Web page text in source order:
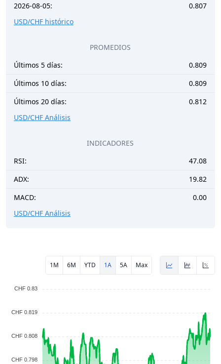
2026-08-05:
0.807
USD/CHF histórico
PROMEDIOS
Últimos 5 días:
0.809
Últimos 10 días:
0.809
Últimos 20 días:
0.812
USD/CHF Análisis
INDICADORES
RSI:
47.08
ADX:
19.82
MACD:
0.00
USD/CHF Análisis
1M 6M 1A 5A Max
YTD
CHF 0.83
CHF 0.819
CHF 0.808
CHF 0.798